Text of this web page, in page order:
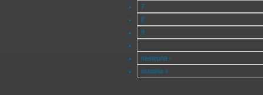
7
8
9
następna ›
ostatnia »